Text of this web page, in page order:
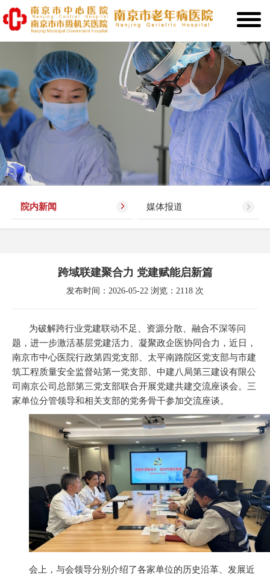
院内新闻 媒体报道
跨域联建聚合力 党建赋能启新篇
发布时间：2026-05-22 浏览：2118 次
为破解跨行业党建联动不足、资源分散、融合不深等问
题，进一步激活基层党建活力、凝聚政企医协同合力，近日，
南京市中心医院行政第四党支部、太平南路院区党支部与市建
筑工程质量安全监督站第一党支部、中建八局第三建设有限公
司南京公司总部第三党支部联合开展党建共建交流座谈会。三
家单位分管领导和相关支部的党务骨干参加交流座谈。
会上，与会领导分别介绍了各家单位的历史沿革、发展近